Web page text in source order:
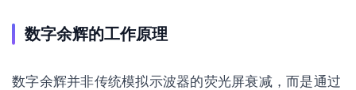
数字余辉的工作原理
数字余辉并非传统模拟示波器的荧光屏衰减，而是通过